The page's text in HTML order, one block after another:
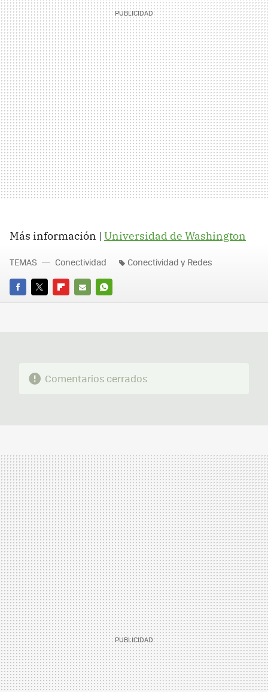
Más información | Universidad de Washington
FACEBOOK
TWITTERFLIPBOARD
E-
WHATSAPP
TEMAS Conectividad Conectividad y Redes
Comentarios cerrados